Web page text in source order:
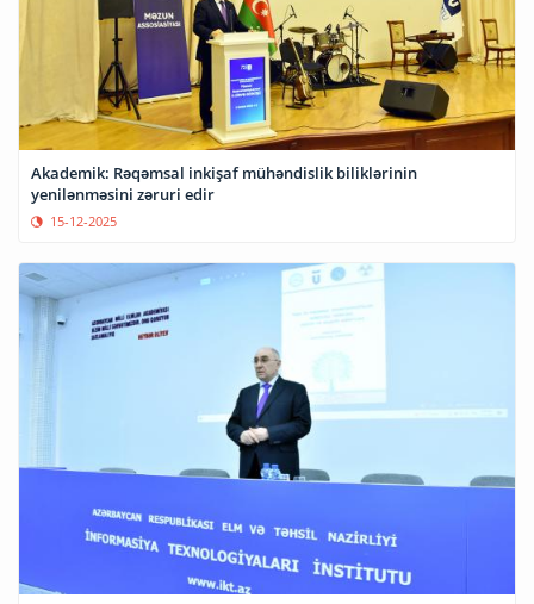
Akademik: Rəqəmsal inkişaf mühəndislik biliklərinin
yenilənməsini zəruri edir
15-12-2025